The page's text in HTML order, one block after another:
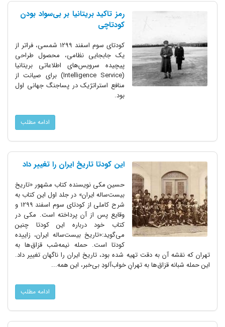
رمز تاکید بریتانیا بر بی‌سواد بودن
کودتاچی
کودتای سوم اسفند ۱۲۹۹ شمسی، فراتر از
یک جابجایی نظامی، محصول طراحی
پیچیده سرویس‌های اطلاعاتی بریتانیا
(Intelligence Service) برای صیانت از
منافع استراتژیک در پساجنگ جهانی اول
بود.
ادامه مطلب
این کودتا تاریخ ایران را تغییر داد
حسین مکی نویسنده کتاب مشهور «تاریخ
بیست‌ساله ایران» در جلد اول این کتاب به
شرح کاملی از کودتای سوم اسفند ۱۲۹۹ و
وقایع پس از آن پرداخته است. مکی در
کتاب خود درباره این کودتا چنین
می‌گوید:«تاریخ بیست‌ساله ایران، زاییده
کودتا است. حمله نیمه‌شب قزاق‌ها به
تهران که نقشه آن به دقت تهیه شده بود، تاریخ ایران را ناگهان تغییر داد.
این حمله شبانه قزاق‌ها به تهرانِ خواب‌آلودِ بی‌خبر، این همه...
ادامه مطلب